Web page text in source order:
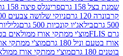
פרינגלס פיצה 158 גרם
בצקניות
ניוקי שלושה צבעים 500 גרם
מיני
קונכיות 500 גרם
ממתקי אורז ממולאים בטעם שוקולד 180
גרם
מוצ'י ממתקי אורז